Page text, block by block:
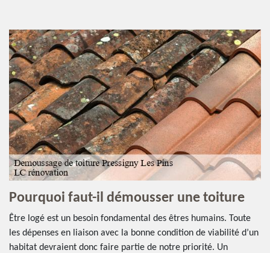
Pourquoi faut-il démousser une toiture
Être logé est un besoin fondamental des êtres humains. Toute
les dépenses en liaison avec la bonne condition de viabilité d’un
habitat devraient donc faire partie de notre priorité. Un